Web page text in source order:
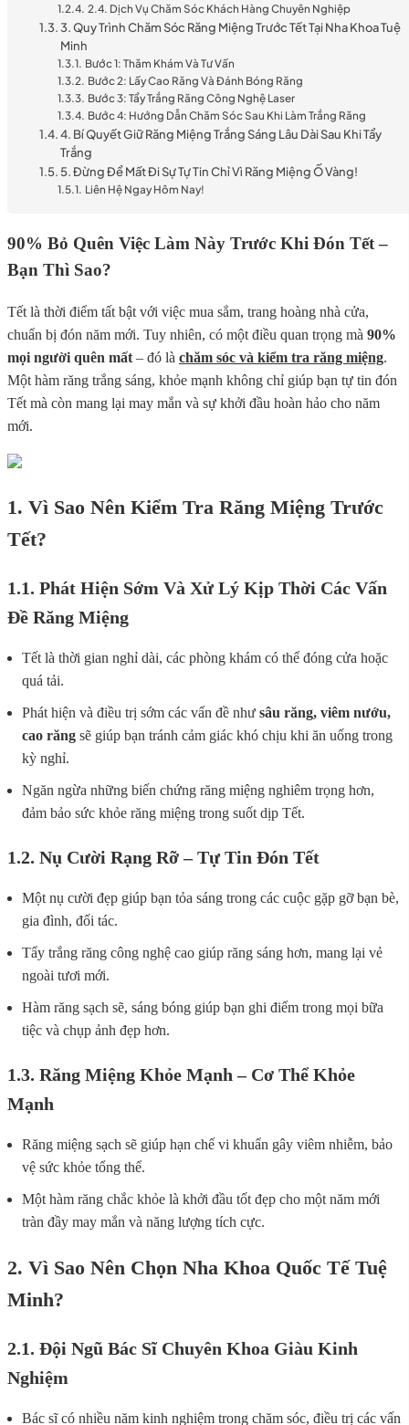
2.4. Dịch Vụ Chăm Sóc Khách Hàng Chuyên Nghiệp
3. Quy Trình Chăm Sóc Răng Miệng Trước Tết Tại Nha Khoa Tuệ
Minh
Bước 1: Thăm Khám Và Tư Vấn
Bước 2: Lấy Cao Răng Và Đánh Bóng Răng
Bước 3: Tẩy Trắng Răng Công Nghệ Laser
Bước 4: Hướng Dẫn Chăm Sóc Sau Khi Làm Trắng Răng
4. Bí Quyết Giữ Răng Miệng Trắng Sáng Lâu Dài Sau Khi Tẩy
Trắng
5. Đừng Để Mất Đi Sự Tự Tin Chỉ Vì Răng Miệng Ố Vàng!
Liên Hệ Ngay Hôm Nay!
90% Bỏ Quên Việc Làm Này Trước Khi Đón Tết –
Bạn Thì Sao?
Tết là thời điểm tất bật với việc mua sắm, trang hoàng nhà cửa,
chuẩn bị đón năm mới. Tuy nhiên, có một điều quan trọng mà 90%
mọi người quên mất – đó là chăm sóc và kiểm tra răng miệng.
Một hàm răng trắng sáng, khỏe mạnh không chỉ giúp bạn tự tin đón
Tết mà còn mang lại may mắn và sự khởi đầu hoàn hảo cho năm
mới.
1. Vì Sao Nên Kiểm Tra Răng Miệng Trước
Tết?
1.1. Phát Hiện Sớm Và Xử Lý Kịp Thời Các Vấn
Đề Răng Miệng
Tết là thời gian nghỉ dài, các phòng khám có thể đóng cửa hoặc
quá tải.
Phát hiện và điều trị sớm các vấn đề như sâu răng, viêm nướu,
cao răng sẽ giúp bạn tránh cảm giác khó chịu khi ăn uống trong
kỳ nghỉ.
Ngăn ngừa những biến chứng răng miệng nghiêm trọng hơn,
đảm bảo sức khỏe răng miệng trong suốt dịp Tết.
1.2. Nụ Cười Rạng Rỡ – Tự Tin Đón Tết
Một nụ cười đẹp giúp bạn tỏa sáng trong các cuộc gặp gỡ bạn bè,
gia đình, đối tác.
Tẩy trắng răng công nghệ cao giúp răng sáng hơn, mang lại vẻ
ngoài tươi mới.
Hàm răng sạch sẽ, sáng bóng giúp bạn ghi điểm trong mọi bữa
tiệc và chụp ảnh đẹp hơn.
1.3. Răng Miệng Khỏe Mạnh – Cơ Thể Khỏe
Mạnh
Răng miệng sạch sẽ giúp hạn chế vi khuẩn gây viêm nhiễm, bảo
vệ sức khỏe tổng thể.
Một hàm răng chắc khỏe là khởi đầu tốt đẹp cho một năm mới
tràn đầy may mắn và năng lượng tích cực.
2. Vì Sao Nên Chọn Nha Khoa Quốc Tế Tuệ
Minh?
2.1. Đội Ngũ Bác Sĩ Chuyên Khoa Giàu Kinh
Nghiệm
Bác sĩ có nhiều năm kinh nghiệm trong chăm sóc, điều trị các vấn